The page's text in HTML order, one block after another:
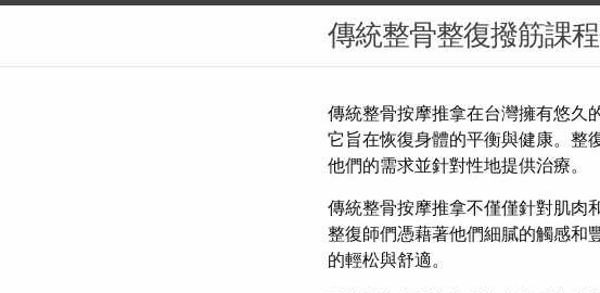
傳統整骨整復撥筋課
傳統整骨按摩推拿在台灣擁有悠久
它旨在恢復身體的平衡與健康。整
他們的需求並針對性地提供治療。
傳統整骨按摩推拿不僅僅針對肌肉
整復師們憑藉著他們細膩的觸感和
的輕松與舒適。